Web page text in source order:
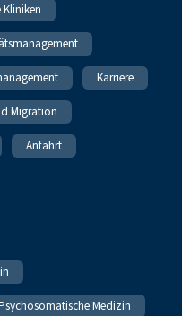
Kliniken
Karriere
Migration
Anfahrt
Medizin